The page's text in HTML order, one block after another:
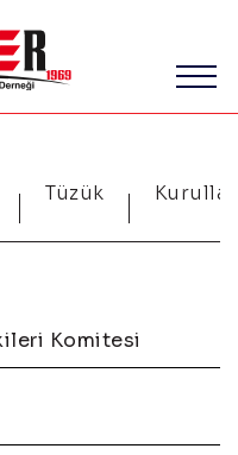
Tüzük Kurullar
Komitesi